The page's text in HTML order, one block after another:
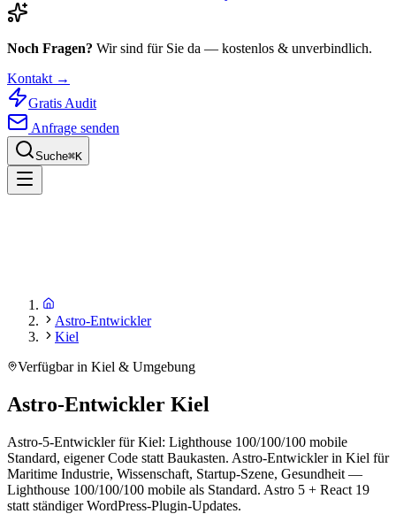
Noch Fragen? Wir sind für Sie da — kostenlos & unverbindlich.
Kontakt →
Gratis Audit
Anfrage senden
Suche⌘K
Astro-Entwickler
Kiel
Verfügbar in Kiel & Umgebung
Astro-Entwickler Kiel
Astro-5-Entwickler für Kiel: Lighthouse 100/100/100 mobile
Standard, eigener Code statt Baukasten. Astro-Entwickler in Kiel für
Maritime Industrie, Wissenschaft, Startup-Szene, Gesundheit —
Lighthouse 100/100/100 mobile als Standard. Astro 5 + React 19
statt ständiger WordPress-Plugin-Updates.